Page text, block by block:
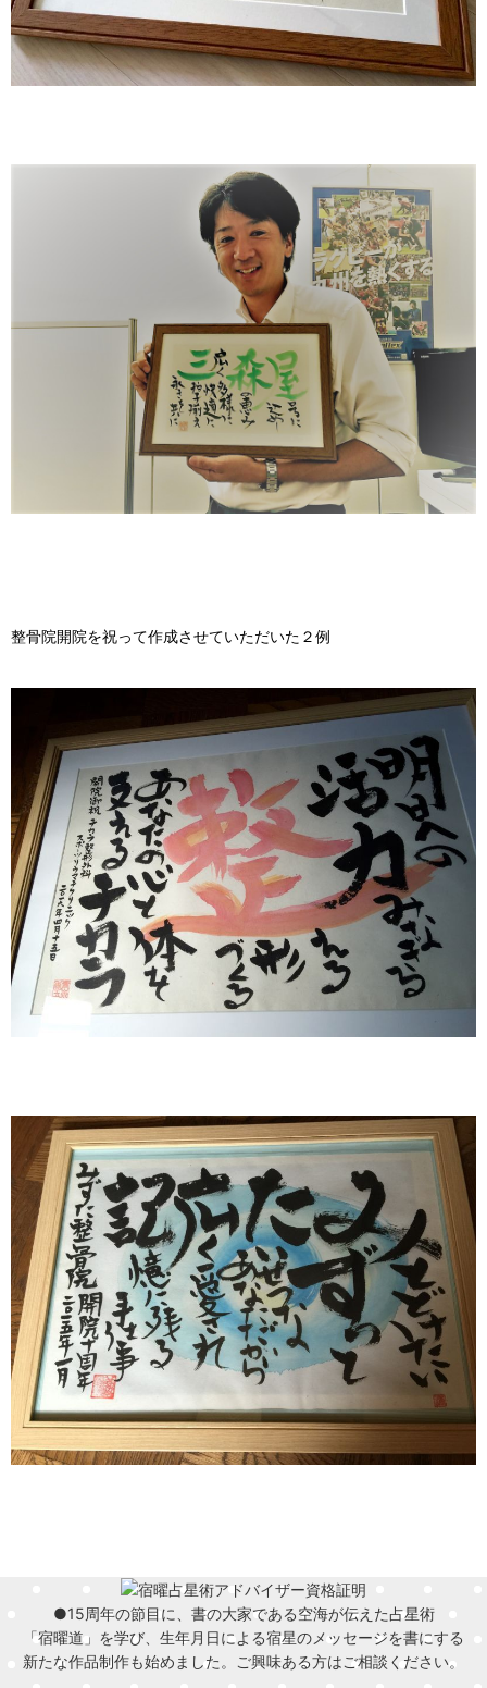
整骨院開院を祝って作成させていただいた２例
●15周年の節目に、書の大家である空海が伝えた占星術
「宿曜道」を学び、生年月日による宿星のメッセージを書にする
新たな作品制作も始めました。ご興味ある方はご相談ください。